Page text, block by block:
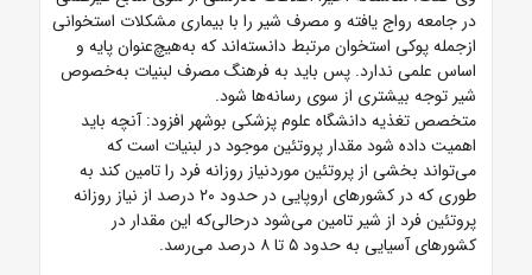
در جامعه رواج یافته و مصرف شیر را با بیماری مشکلات استخوانی
ازجمله پوکی استخوان مرتبط دانسته‌اند که به‌هیچ‌عنوان پایه و
اساس علمی ندارد. پس باید به فرهنگ مصرف لبنیات به‌خصوص
شیر توجه بیشتری از سوی رسانه‌ها شود.
متخصص تغذیه دانشگاه علوم پزشکی بوشهر افزود: آنچه باید
اهمیت داده شود مقدار پروتئین موجود در لبنیات است که
می‌تواند بخشی از پروتئین موردنیاز روزانه فرد را تامین کند به
طوری که در کشورهای اروپایی در حدود ۲۰ درصد از نیاز روزانه
پروتئین فرد از شیر تامین می‌شود درحالی‌که این مقدار در
کشورهای آسیایی به حدود ۵ تا ۸ درصد می‌رسد.